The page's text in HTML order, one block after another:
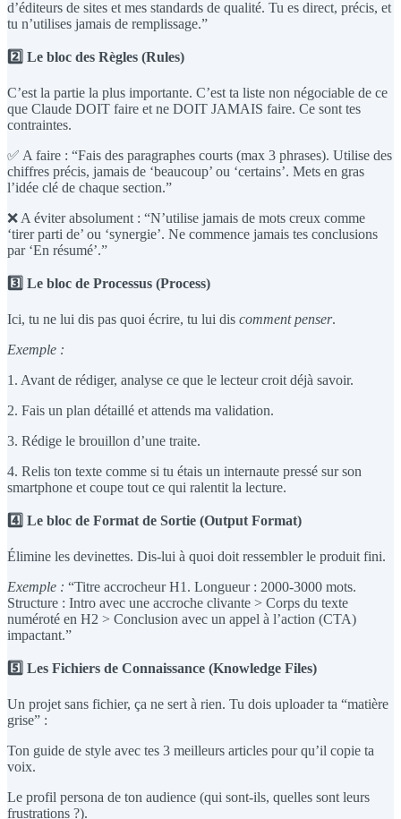
d’éditeurs de sites et mes standards de qualité. Tu es direct, précis, et
tu n’utilises jamais de remplissage.”
2️⃣ Le bloc des Règles (Rules)
C’est la partie la plus importante. C’est ta liste non négociable de ce
que Claude DOIT faire et ne DOIT JAMAIS faire. Ce sont tes
contraintes.
✅ A faire : “Fais des paragraphes courts (max 3 phrases). Utilise des
chiffres précis, jamais de ‘beaucoup’ ou ‘certains’. Mets en gras
l’idée clé de chaque section.”
❌ A éviter absolument : “N’utilise jamais de mots creux comme
‘tirer parti de’ ou ‘synergie’. Ne commence jamais tes conclusions
par ‘En résumé’.”
3️⃣ Le bloc de Processus (Process)
Ici, tu ne lui dis pas quoi écrire, tu lui dis comment penser.
Exemple :
1. Avant de rédiger, analyse ce que le lecteur croit déjà savoir.
2. Fais un plan détaillé et attends ma validation.
3. Rédige le brouillon d’une traite.
4. Relis ton texte comme si tu étais un internaute pressé sur son
smartphone et coupe tout ce qui ralentit la lecture.
4️⃣ Le bloc de Format de Sortie (Output Format)
Élimine les devinettes. Dis-lui à quoi doit ressembler le produit fini.
Exemple : “Titre accrocheur H1. Longueur : 2000-3000 mots.
Structure : Intro avec une accroche clivante > Corps du texte
numéroté en H2 > Conclusion avec un appel à l’action (CTA)
impactant.”
5️⃣ Les Fichiers de Connaissance (Knowledge Files)
Un projet sans fichier, ça ne sert à rien. Tu dois uploader ta “matière
grise” :
Ton guide de style avec tes 3 meilleurs articles pour qu’il copie ta
voix.
Le profil persona de ton audience (qui sont-ils, quelles sont leurs
frustrations ?).